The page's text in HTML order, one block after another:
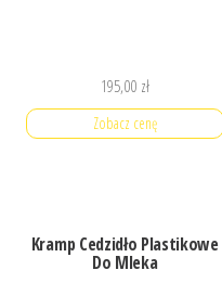
195,00 zł
Zobacz cenę
Kramp Cedzidło Plastikowe
Do Mleka